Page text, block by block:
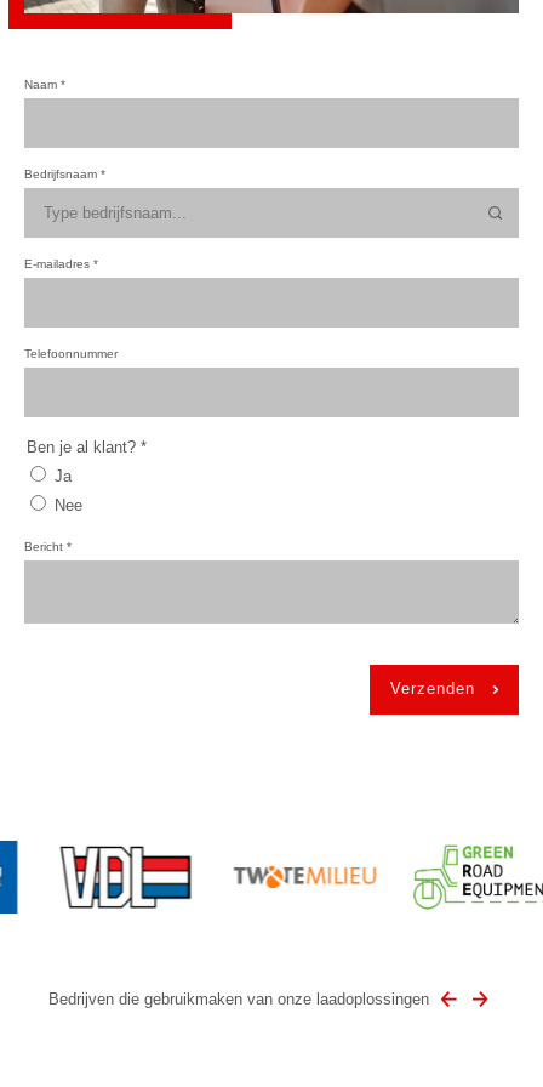
Naam *
Bedrijfsnaam *
E-mailadres *
Telefoonnummer
Ben je al klant? *
Ja
Nee
Bericht *
Bedrijven die gebruikmaken van onze laadoplossingen